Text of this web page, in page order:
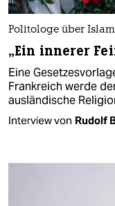
Politologe über
„Ein innerer
Eine
Frankreich werde
ausländische
Interview von Rudolf